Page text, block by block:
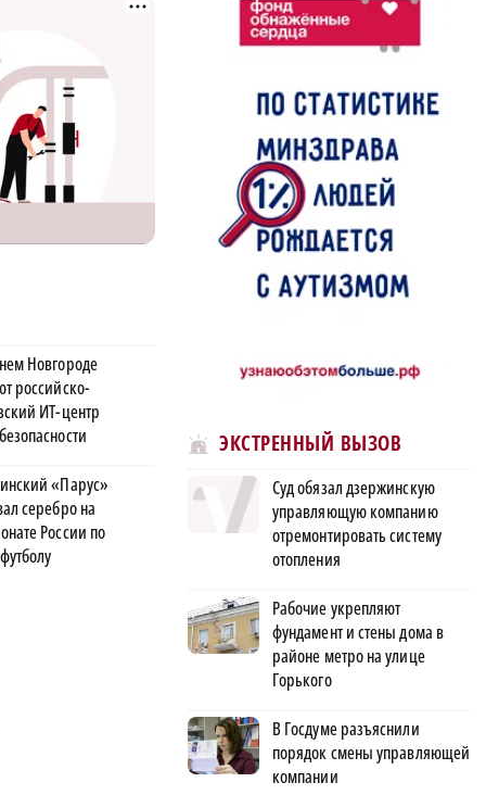
Новгороде
российско-
ИТ-центр
«Парус»
серебро на
России по
ЭКСТРЕННЫЙ ВЫЗОВ
Суд обязал дзержинскую
управляющую компанию
отремонтировать систему
отопления
Рабочие укрепляют
фундамент и стены дома в
районе метро на улице
Горького
В Госдуме разъяснили
порядок смены управляющей
компании